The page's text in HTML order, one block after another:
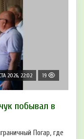
2026, 22:02 19
побывал в
Погар, где